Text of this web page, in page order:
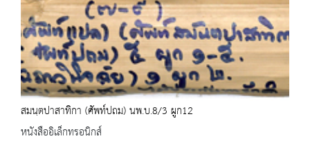
สมนฺตปาสาทิกา (ศัพท์ปถม) นพ.บ.8/3 ผูก12
หนังสืออิเล็กทรอนิกส์